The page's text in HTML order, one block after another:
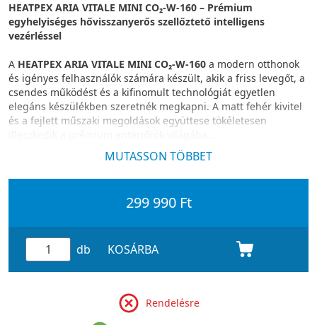
HEATPEX ARIA VITALE MINI CO₂‑W‑160 – Prémium
egyhelyiséges hővisszanyerős szellőztető intelligens
vezérléssel
A HEATPEX ARIA VITALE MINI CO₂‑W‑160 a modern otthonok
és igényes felhasználók számára készült, akik a friss levegőt, a
csendes működést és a kifinomult technológiát egyetlen
elegáns készülékben szeretnék megkapni. A matt fehér kivitel
és a fejlett műszaki megoldások együttese tökéletesen
Kategóriájában kiemelkedően halk működés
A készülék normál üzemmódbanmindössze 18,6 dBA
biztosít. Maximális légszállítás mellett is csupán 32,5 dB(A) a
Intelligens érzékelők a mindig friss levegőért
Abeépített hőmérséklet- és CO₂‑szenzorokfolyamatosan
monitorozzák a helyiség levegőminőségét, és automatikusan a
megfelelő üzemmódra váltanak. A rendszer így mindig
optimális friss levegőt biztosít, teljesen önállóan.
MUTASSON TÖBBET
299 990 Ft
db KOSÁRBA
Rendelésre